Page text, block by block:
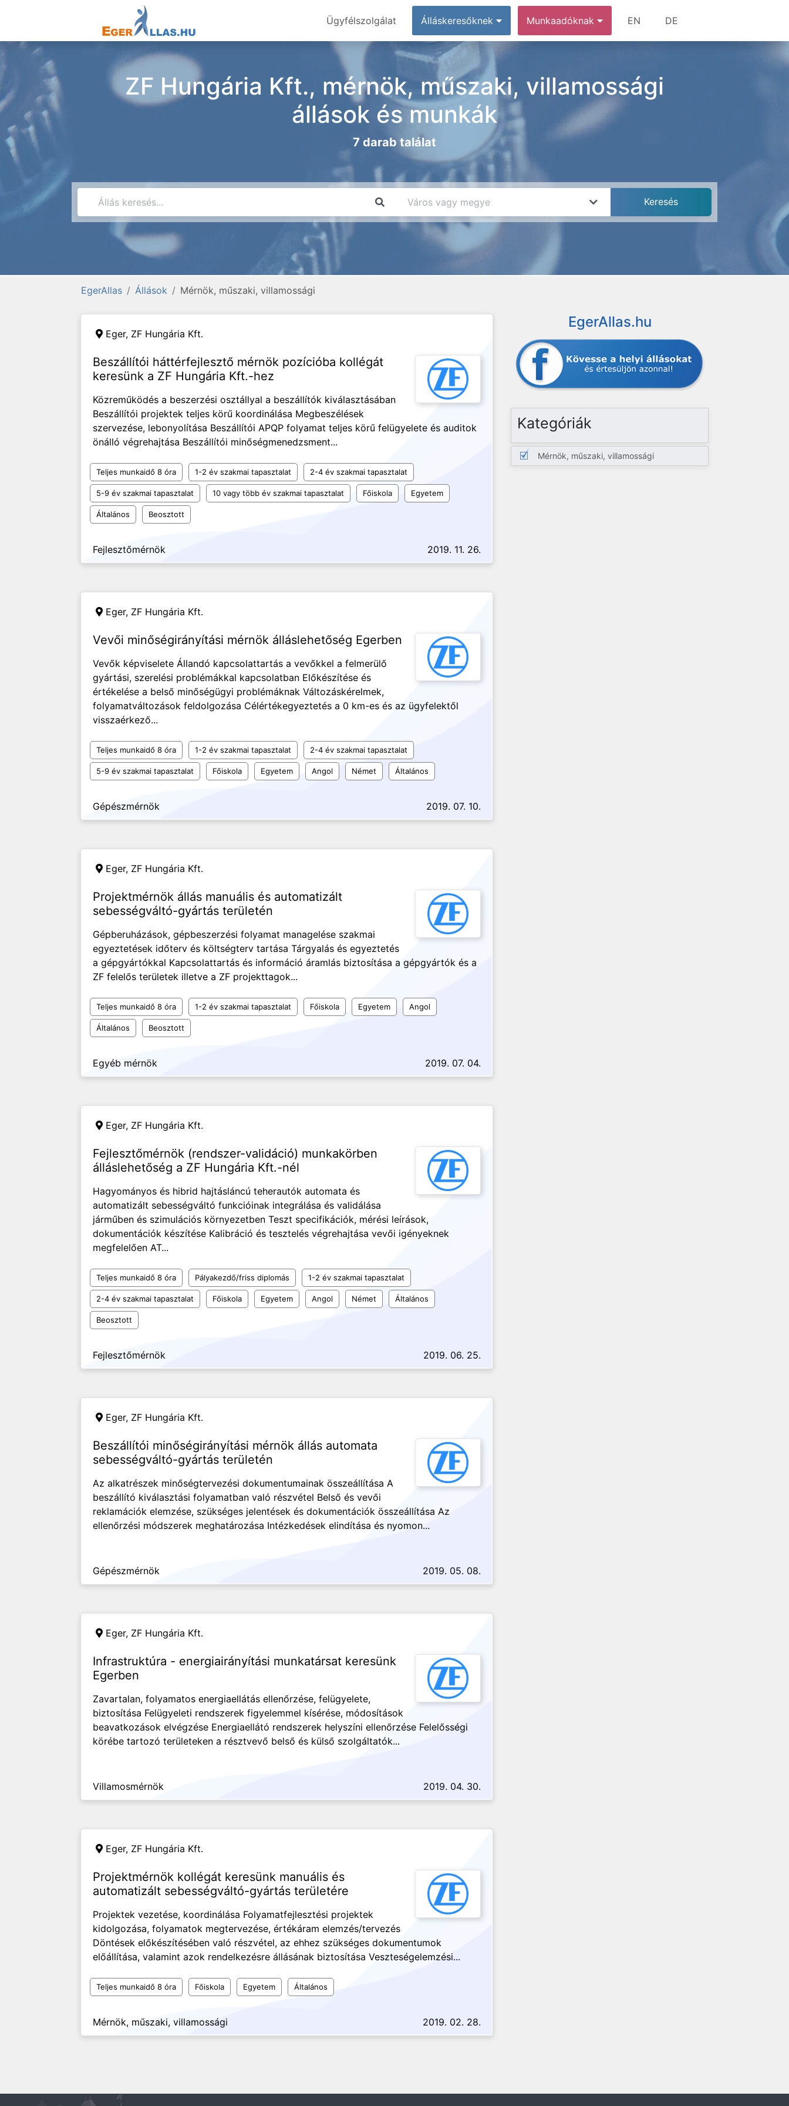
Ügyfélszolgálat Álláskeresőknek Munkaadóknak EN DE
ZF Hungária Kft., mérnök, műszaki, villamossági
állások és munkák
7 darab találat
EgerAllas Állások Mérnök, műszaki, villamossági
Eger, ZF Hungária Kft.
Beszállítói háttérfejlesztő mérnök pozícióba kollégát
keresünk a ZF Hungária Kft.-hez
Közreműködés a beszerzési osztállyal a beszállítók kiválasztásában
Beszállítói projektek teljes körű koordinálása Megbeszélések
szervezése, lebonyolítása Beszállítói APQP folyamat teljes körű felügyelete és auditok
önálló végrehajtása Beszállítói minőségmenedzsment...
Teljes munkaidő 8 óra 1-2 év szakmai tapasztalat 2-4 év szakmai tapasztalat
5-9 év szakmai tapasztalat 10 vagy több év szakmai tapasztalat Főiskola Egyetem
Általános Beosztott
Fejlesztőmérnök 2019. 11. 26.
Eger, ZF Hungária Kft.
Vevői minőségirányítási mérnök álláslehetőség Egerben
Vevők képviselete Állandó kapcsolattartás a vevőkkel a felmerülő
gyártási, szerelési problémákkal kapcsolatban Előkészítése és
értékelése a belső minőségügyi problémáknak Változáskérelmek,
folyamatváltozások feldolgozása Célértékegyeztetés a 0 km-es és az ügyfelektől
visszaérkező...
Teljes munkaidő 8 óra 1-2 év szakmai tapasztalat 2-4 év szakmai tapasztalat
5-9 év szakmai tapasztalat Főiskola Egyetem Angol Német Általános
Gépészmérnök 2019. 07. 10.
Eger, ZF Hungária Kft.
Projektmérnök állás manuális és automatizált
sebességváltó-gyártás területén
Gépberuházások, gépbeszerzési folyamat managelése szakmai
egyeztetések időterv és költségterv tartása Tárgyalás és egyeztetés
a gépgyártókkal Kapcsolattartás és információ áramlás biztosítása a gépgyártók és a
ZF felelős területek illetve a ZF projekttagok...
Teljes munkaidő 8 óra 1-2 év szakmai tapasztalat Főiskola Egyetem Angol
Általános Beosztott
Egyéb mérnök 2019. 07. 04.
Eger, ZF Hungária Kft.
Fejlesztőmérnök (rendszer-validáció) munkakörben
álláslehetőség a ZF Hungária Kft.-nél
Hagyományos és hibrid hajtásláncú teherautók automata és
automatizált sebességváltó funkcióinak integrálása és validálása
járműben és szimulációs környezetben Teszt specifikációk, mérési leírások,
dokumentációk készítése Kalibráció és tesztelés végrehajtása vevői igényeknek
megfelelően AT...
Teljes munkaidő 8 óra Pályakezdő/friss diplomás 1-2 év szakmai tapasztalat
2-4 év szakmai tapasztalat Főiskola Egyetem Angol Német Általános
Beosztott
Fejlesztőmérnök 2019. 06. 25.
Eger, ZF Hungária Kft.
Beszállítói minőségirányítási mérnök állás automata
sebességváltó-gyártás területén
Az alkatrészek minőségtervezési dokumentumainak összeállítása A
beszállító kiválasztási folyamatban való részvétel Belső és vevői
reklamációk elemzése, szükséges jelentések és dokumentációk összeállítása Az
ellenőrzési módszerek meghatározása Intézkedések elindítása és nyomon...
Gépészmérnök 2019. 05. 08.
Eger, ZF Hungária Kft.
Infrastruktúra - energiairányítási munkatársat keresünk
Egerben
Zavartalan, folyamatos energiaellátás ellenőrzése, felügyelete,
biztosítása Felügyeleti rendszerek figyelemmel kísérése, módosítások
beavatkozások elvégzése Energiaellátó rendszerek helyszíni ellenőrzése Felelősségi
körébe tartozó területeken a résztvevő belső és külső szolgáltatók...
Villamosmérnök 2019. 04. 30.
Eger, ZF Hungária Kft.
Projektmérnök kollégát keresünk manuális és
automatizált sebességváltó-gyártás területére
Projektek vezetése, koordinálása Folyamatfejlesztési projektek
kidolgozása, folyamatok megtervezése, értékáram elemzés/tervezés
Döntések előkészítésében való részvétel, az ehhez szükséges dokumentumok
előállítása, valamint azok rendelkezésre állásának biztosítása Veszteségelemzési...
Teljes munkaidő 8 óra Főiskola Egyetem Általános
Mérnök, műszaki, villamossági 2019. 02. 28.
EgerAllas.hu
Kategóriák
Mérnök, műszaki, villamossági